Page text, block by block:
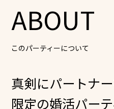
ABOUT
このパーティーについて
真剣にパートナ
限定の婚活パー